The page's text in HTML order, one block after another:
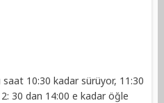
10:30 kadar sürüyor, 11:30
30 dan 14:00 e kadar öğle